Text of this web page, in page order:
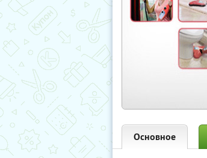
Основное